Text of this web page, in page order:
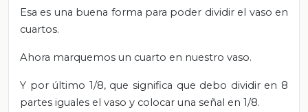
Esa es una buena forma para poder dividir el vaso en
cuartos.
Ahora marquemos un cuarto en nuestro vaso.
Y por último 1/8, que significa que debo dividir en 8
partes iguales el vaso y colocar una señal en 1/8.